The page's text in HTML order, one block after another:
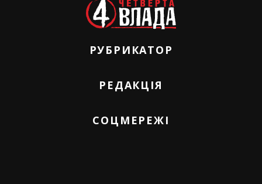
РУБРИКАТОР
РЕДАКЦІЯ
СОЦМЕРЕЖІ